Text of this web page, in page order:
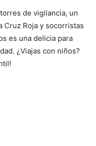
de vigilancia, un
Cruz Roja y socorristas
es una delicia para
¿Viajas con niños?